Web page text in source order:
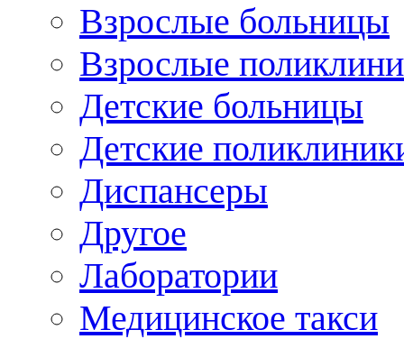
Взрослые больницы
Взрослые
Детские больницы
Детские
Диспансеры
Другое
Лаборатории
Медицинское такси